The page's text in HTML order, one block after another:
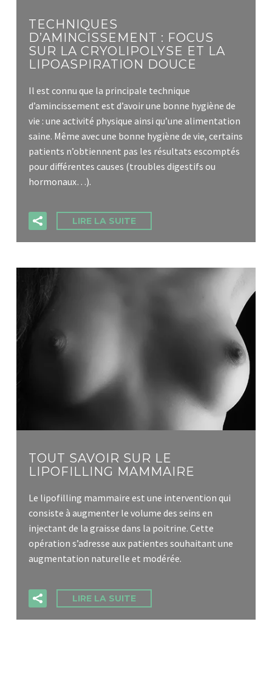
TECHNIQUES
D’AMINCISSEMENT : FOCUS
SUR LA CRYOLIPOLYSE ET LA
LIPOASPIRATION DOUCE
Il est connu que la principale technique
d’amincissement est d’avoir une bonne hygiène de
vie : une activité physique ainsi qu’une alimentation
saine. Même avec une bonne hygiène de vie, certains
patients n’obtiennent pas les résultats escomptés
pour différentes causes (troubles digestifs ou
hormonaux…).
LIRE LA SUITE
TOUT SAVOIR SUR LE
LIPOFILLING MAMMAIRE
Le lipofilling mammaire est une intervention qui
consiste à augmenter le volume des seins en
injectant de la graisse dans la poitrine. Cette
opération s’adresse aux patientes souhaitant une
augmentation naturelle et modérée.
LIRE LA SUITE